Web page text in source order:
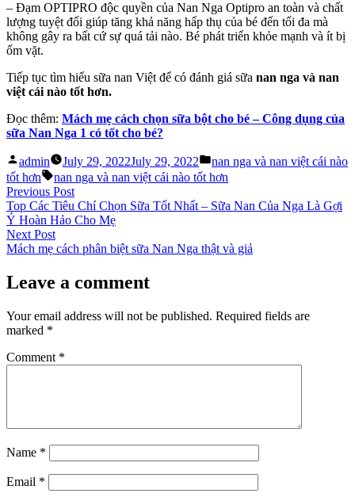
– Đạm OPTIPRO độc quyền của Nan Nga Optipro an toàn và chất
lượng tuyệt đối giúp tăng khả năng hấp thụ của bé đến tối đa mà
không gây ra bất cứ sự quá tải nào. Bé phát triển khỏe mạnh và ít bị
ốm vặt.
Tiếp tục tìm hiểu sữa nan Việt để có đánh giá sữa nan nga và nan
việt cái nào tốt hơn.
Đọc thêm: Mách mẹ cách chọn sữa bột cho bé – Công dụng của
sữa Nan Nga 1 có tốt cho bé?
Posted
by
admin July 29, 2022July 29, 2022
Posted
in
nan nga và nan việt cái nào
tốt hơn
Tags:
nan nga và nan việt cái nào tốt hơn
Post
navigation
Previous PostPrevious
post:
Top Các Tiêu Chí Chọn Sữa Tốt Nhất – Sữa Nan Của Nga Là Gợi
Ý Hoàn Hảo Cho Mẹ
Next PostNext
post:
Mách mẹ cách phân biệt sữa Nan Nga thật và giả
Leave a comment
Your email address will not be published. Required fields are
marked *
Comment *
Name *
Email *